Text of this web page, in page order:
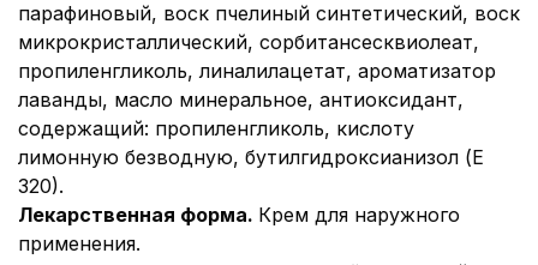
парафиновый, воск пчелиный синтетический, воск
микрокристаллический, сорбитансесквиолеат,
пропиленгликоль, линалилацетат, ароматизатор
лаванды, масло минеральное, антиоксидант,
содержащий: пропиленгликоль, кислоту
лимонную безводную, бутилгидроксианизол (Е
320).
Лекарственная форма. Крем для наружного
применения.